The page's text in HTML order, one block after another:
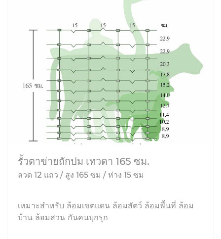
รั้วตาข่ายถักปม เทวดา 165 ซม.
ลวด 12 แถว / สูง 165 ซม / ห่าง 15 ซม
เหมาะสำหรับ ล้อมเขตแดน ล้อมสัตว์ ล้อมพื้นที่ ล้อม
บ้าน ล้อมสวน กันคนบุกรุก